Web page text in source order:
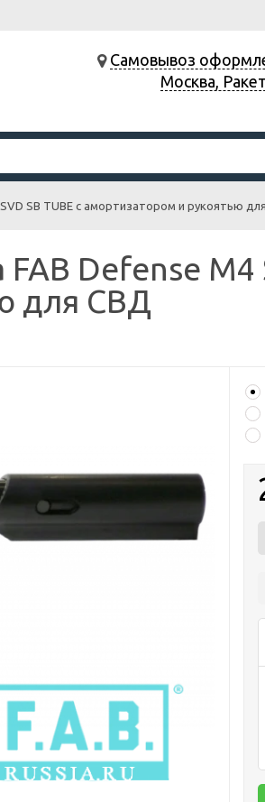
Самовывоз
Москва,
SB TUBE с амортизатором и рукоятью
Defense M4
для СВД